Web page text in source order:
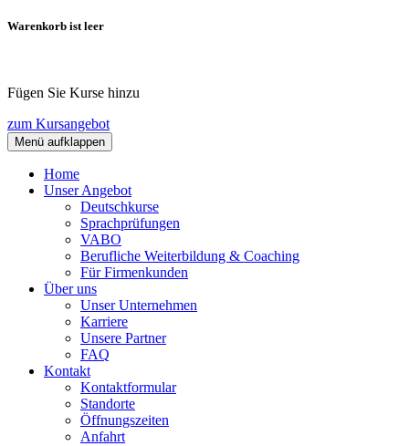
Warenkorb ist leer
Fügen Sie Kurse hinzu
zum Kursangebot
Menü aufklappen
Home
Unser Angebot
Deutschkurse
Sprachprüfungen
VABO
Berufliche Weiterbildung & Coaching
Für Firmenkunden
Über uns
Unser Unternehmen
Karriere
Unsere Partner
FAQ
Kontakt
Kontaktformular
Standorte
Öffnungszeiten
Anfahrt